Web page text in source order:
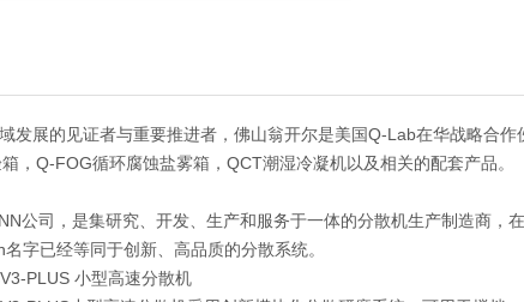
发展的见证者与重要推进者，佛山翁开尔是美国Q-Lab在华战略合
，Q-FOG循环腐蚀盐雾箱，QCT潮湿冷凝机以及相关的配套产品。
公司，是集研究、开发、生产和服务于一体的分散机生产制造商，
字已经等同于创新、高品质的分散系统。
PLUS 小型高速分散机